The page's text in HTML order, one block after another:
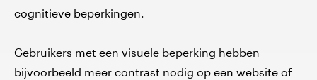
cognitieve beperkingen.
Gebruikers met een visuele beperking hebben
bijvoorbeeld meer contrast nodig op een website of